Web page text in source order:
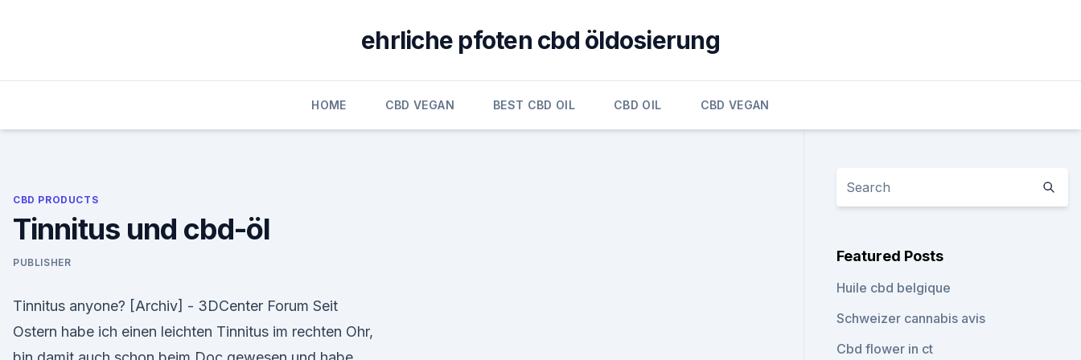
ehrliche pfoten cbd öldosierung
HOME CBD VEGAN BEST CBD OIL CBD OIL CBD VEGAN
CBD PRODUCTS
Tinnitus und cbd-öl
PUBLISHER
Tinnitus anyone? [Archiv] - 3DCenter Forum Seit
Ostern habe ich einen leichten Tinnitus im rechten Ohr,
Featured Posts
Huile cbd belgique
Schweizer cannabis avis
Cbd flower in ct